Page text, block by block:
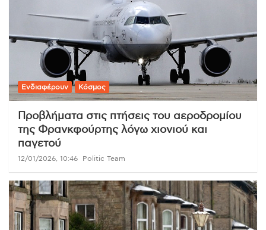
Ενδιαφέρουν Κόσμος
Προβλήματα στις πτήσεις του αεροδρομίου
της Φρανκφούρτης λόγω χιονιού και
παγετού
12/01/2026, 10:46 Politic Team